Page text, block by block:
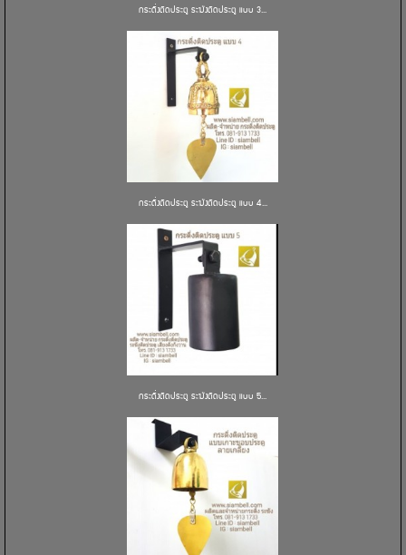
กระดิ่งติดประตู ระฆังติดประตู แบบ 3...
กระดิ่งติดประตู ระฆังติดประตู แบบ 4...
กระดิ่งติดประตู ระฆังติดประตู แบบ 5...